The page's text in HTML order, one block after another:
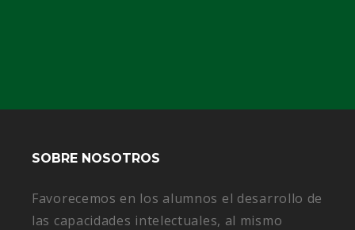
SOBRE NOSOTROS
Favorecemos en los alumnos el desarrollo de
las capacidades intelectuales, al mismo